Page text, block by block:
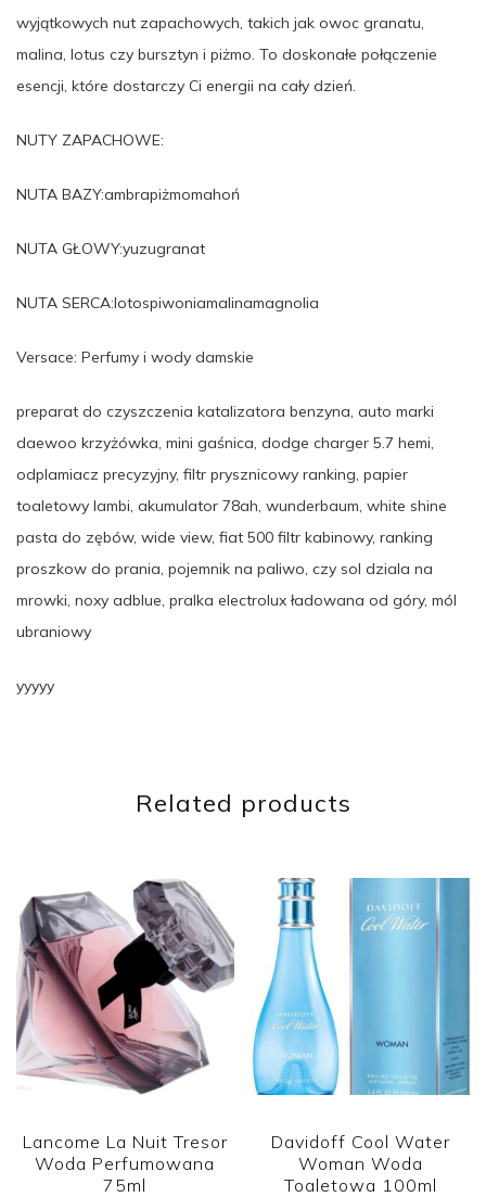
wyjątkowych nut zapachowych, takich jak owoc granatu,
malina, lotus czy bursztyn i piżmo. To doskonałe połączenie
esencji, które dostarczy Ci energii na cały dzień.
NUTY ZAPACHOWE:
NUTA BAZY:ambrapiżmomahoń
NUTA GŁOWY:yuzugranat
NUTA SERCA:lotospiwoniamalinamagnolia
Versace: Perfumy i wody damskie
preparat do czyszczenia katalizatora benzyna, auto marki
daewoo krzyżówka, mini gaśnica, dodge charger 5.7 hemi,
odplamiacz precyzyjny, filtr prysznicowy ranking, papier
toaletowy lambi, akumulator 78ah, wunderbaum, white shine
pasta do zębów, wide view, fiat 500 filtr kabinowy, ranking
proszkow do prania, pojemnik na paliwo, czy sol dziala na
mrowki, noxy adblue, pralka electrolux ładowana od góry, mól
ubraniowy
yyyyy
Related products
Lancome La Nuit Tresor
Woda Perfumowana
75ml
Davidoff Cool Water
Woman Woda
Toaletowa 100ml